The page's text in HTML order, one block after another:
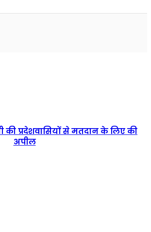
की प्रदेशवासियों से मतदान के लिए की
अपील